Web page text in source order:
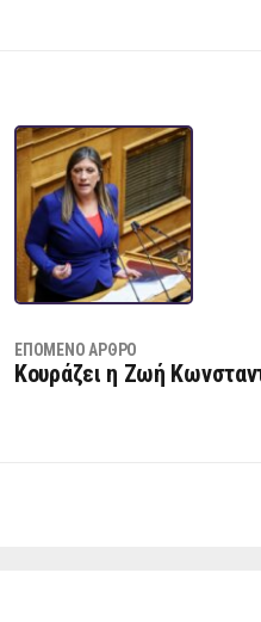
ΕΠΌΜΕΝΟ ΆΡΘΡΟ
Κουράζει η Ζωή